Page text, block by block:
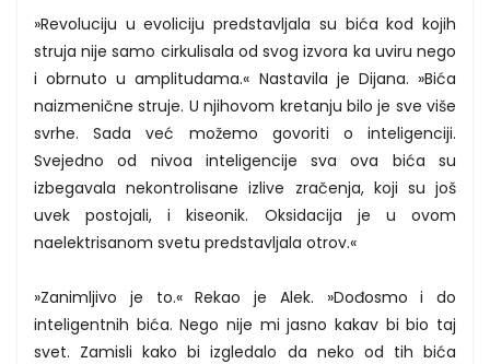
»Revoluciju u evoliciju predstavljala su bića kod kojih
struja nije samo cirkulisala od svog izvora ka uviru nego
i obrnuto u amplitudama.« Nastavila je Dijana. »Bića
naizmenične struje. U njihovom kretanju bilo je sve više
svrhe. Sada već možemo govoriti o inteligenciji.
Svejedno od nivoa inteligencije sva ova bića su
izbegavala nekontrolisane izlive zračenja, koji su još
uvek postojali, i kiseonik. Oksidacija je u ovom
naelektrisanom svetu predstavljala otrov.«
»Zanimljivo je to.« Rekao je Alek. »Dođosmo i do
inteligentnih bića. Nego nije mi jasno kakav bi bio taj
svet. Zamisli kako bi izgledalo da neko od tih bića